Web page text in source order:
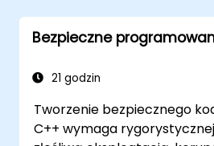
dostaną praktyczną
kryptografii
bezpieczeństwa
na systemy
poznają informacje o
Bezpieczne
21 godzin
Tworzenie bezpiecznego
C++ wymaga